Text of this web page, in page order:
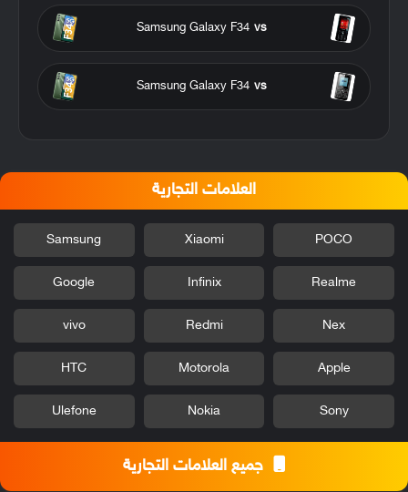
vs
Samsung Galaxy F34
vs
Samsung Galaxy F34
العلامات التجارية
POCO
Xiaomi
Samsung
Realme
Infinix
Google
Nex
Redmi
vivo
Apple
Motorola
HTC
Sony
Nokia
Ulefone
جميع العلامات التجارية